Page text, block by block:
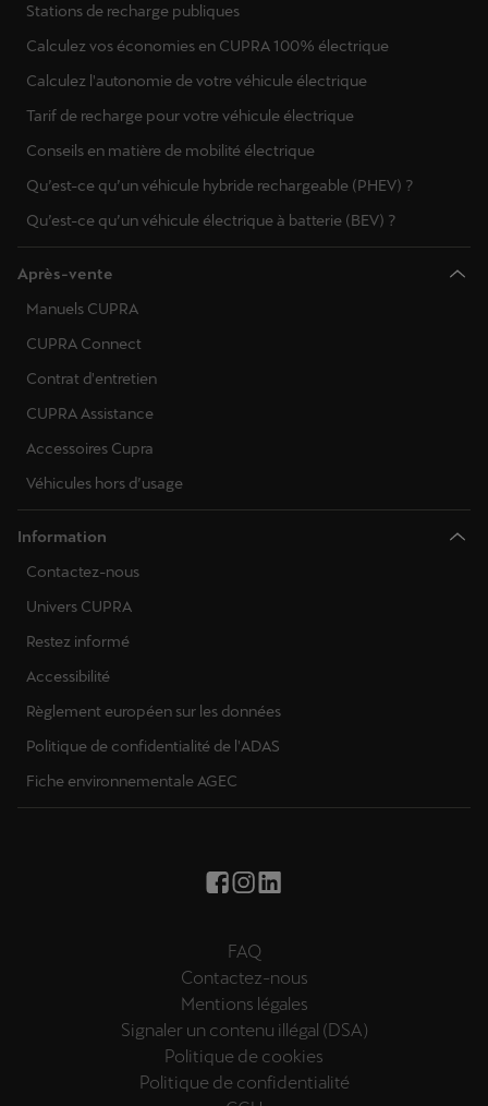
Stations de recharge publiques
Calculez vos économies en CUPRA 100% électrique
Calculez l'autonomie de votre véhicule électrique
Tarif de recharge pour votre véhicule électrique
Conseils en matière de mobilité électrique
Qu’est-ce qu’un véhicule hybride rechargeable (PHEV) ?
Qu’est-ce qu’un véhicule électrique à batterie (BEV) ?
Après-vente
Manuels CUPRA
CUPRA Connect
Contrat d'entretien
CUPRA Assistance
Accessoires Cupra
Véhicules hors d’usage
Information
Contactez-nous
Univers CUPRA
Restez informé
Accessibilité
Règlement européen sur les données
Politique de confidentialité de l'ADAS
Fiche environnementale AGEC
FAQ
Contactez-nous
Mentions légales
Signaler un contenu illégal (DSA)
Politique de cookies
Politique de confidentialité